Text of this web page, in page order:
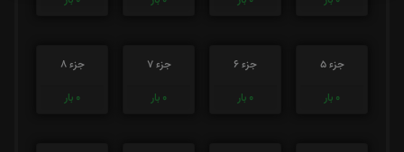
جزء 5
0 بار
جزء 6
0 بار
جزء 7
0 بار
جزء 8
0 بار